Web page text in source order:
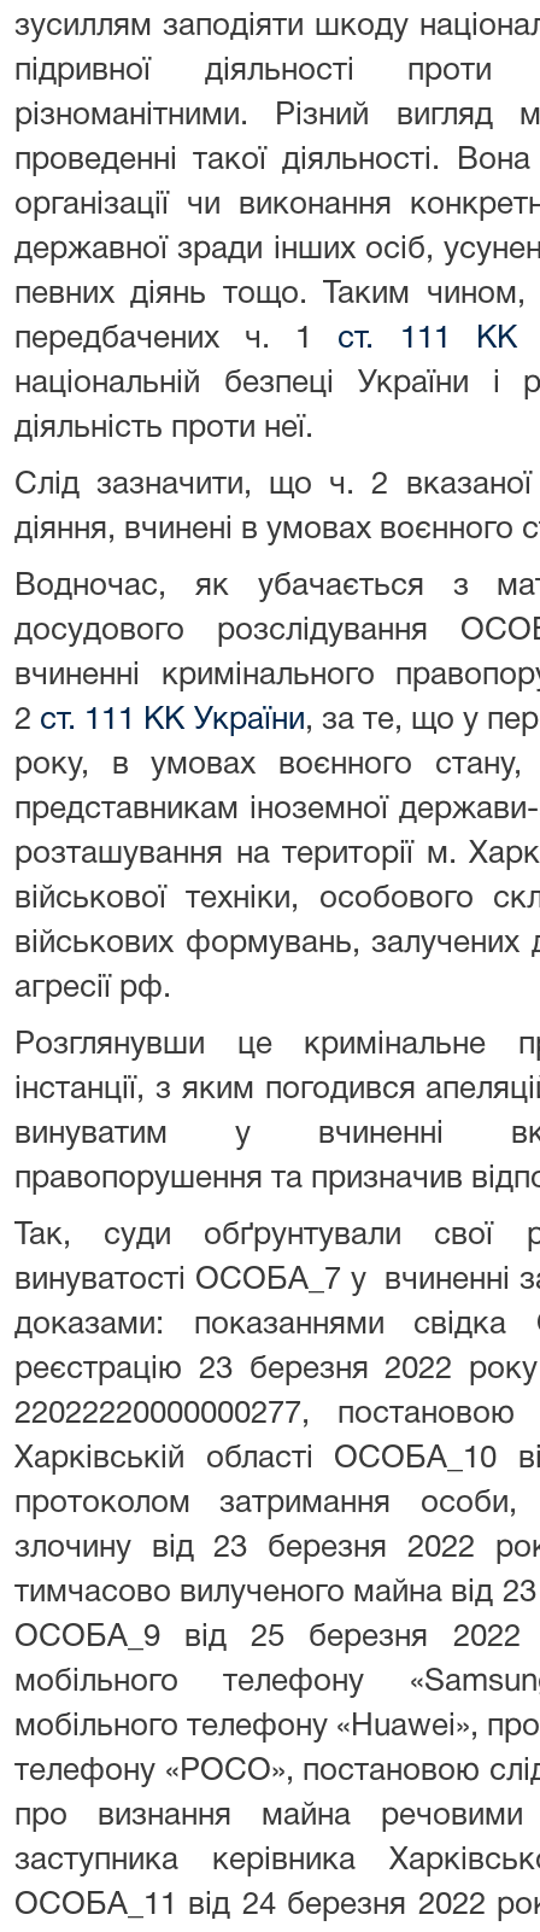
зусиллям заподіяти шкоду
підривної діяльності
різноманітними. Різний
проведенні такої діяльності.
організації чи виконання
державної зради інших осіб,
певних діянь тощо. Таким чином,
передбачених ч. 1 ст. 111 КК
національній безпеці України і
діяльність проти неї.
Слід зазначити, що ч. 2 вказаної
діяння, вчинені в умовах воєнного
Водночас, як убачається з
досудового розслідування
вчиненні кримінального
2 ст. 111 КК України, за те, що у
року, в умовах воєнного
представникам іноземної
розташування на території м.
військової техніки, особового
військових формувань, залучених
агресії рф.
Розглянувши це кримінальне
інстанції, з яким погодився
винуватим у вчиненні
правопорушення та призначив
Так, суди обґрунтували свої
винуватості ОСОБА_7 у вчиненні
доказами: показаннями
реєстрацію 23 березня 2022
22022220000000277,
Харківській області ОСОБА_10
протоколом затримання особи,
злочину від 23 березня 2022
тимчасово вилученого майна від
ОСОБА_9 від 25 березня 2022
мобільного телефону
мобільного телефону «Huawei»,
телефону «РОСО», постановою
про визнання майна
заступника керівника
ОСОБА_11 від 24 березня 2022